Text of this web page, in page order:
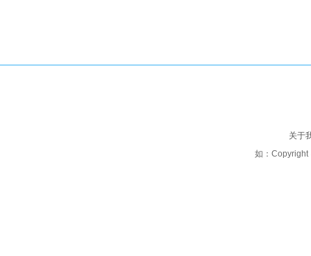
关于
如：Copyright